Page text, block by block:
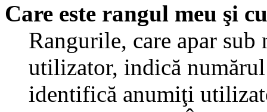
Care este rangul meu şi
Rangurile, care apar sub
utilizator, indică numărul
identifică anumiţi